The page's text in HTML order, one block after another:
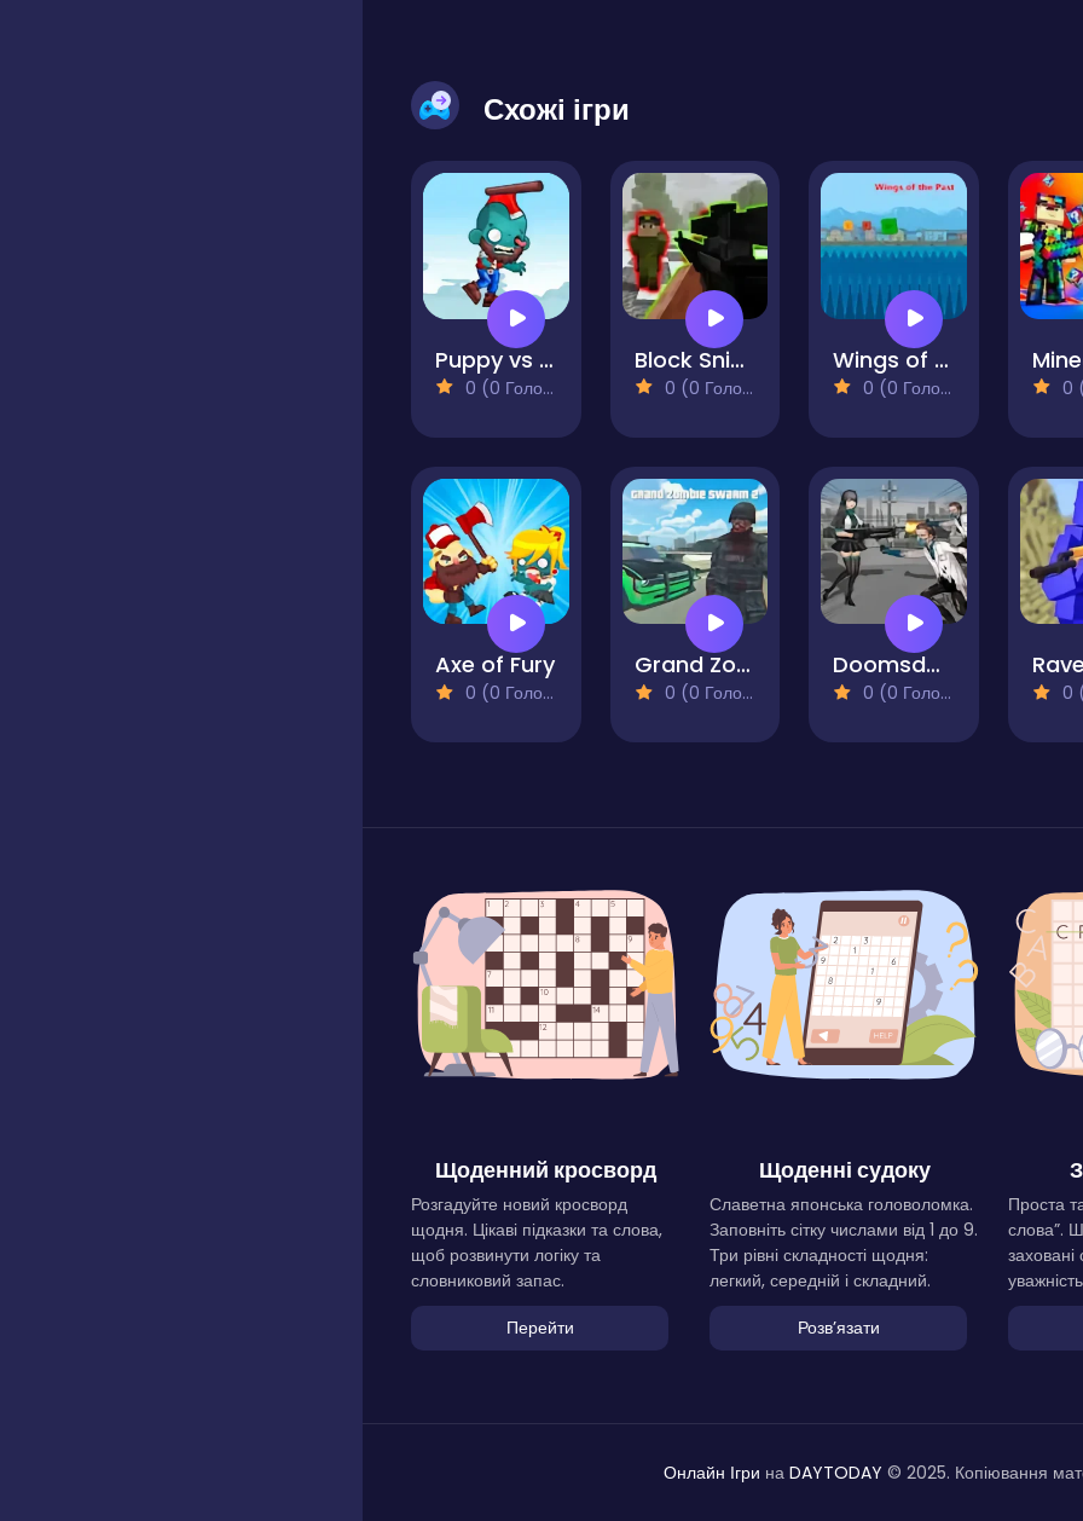
Схожі ігри
Puppy vs Zombie
0 (0 Голосів)
Block Sniper
0 (0 Голосів)
Wings of the Past
0 (0 Голосів) 0
Axe of Fury
0 (0 Голосів)
Grand Zombie Swarm 2
0 (0 Голосів)
Doomsday Survival Rpg Shooter
0 (0 Голосів) 0
Щоденний кросворд
Розгадуйте новий кросворд
щодня. Цікаві підказки та слова,
щоб розвинути логіку та
словниковий запас.
Перейти
Щоденні судоку
Славетна японська головоломка.
Заповніть сітку числами від 1 до 9.
Три рівні складності щодня:
легкий, середній і складний.
Розвʼязати
Проста
слова”.
заховані
Онлайн Ігри на DAYTODAY © 2025. Копіювання